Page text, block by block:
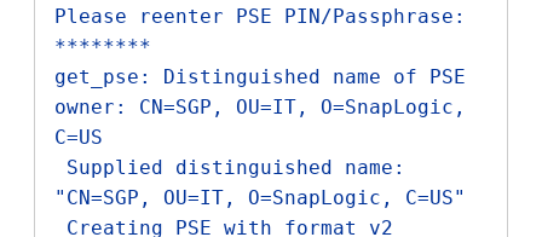
Please reenter PSE PIN/Passphrase:
********
get_pse: Distinguished name of PSE
owner: CN=SGP, OU=IT, O=SnapLogic,
C=US
"CN=SGP, OU=IT, O=SnapLogic, C=US"